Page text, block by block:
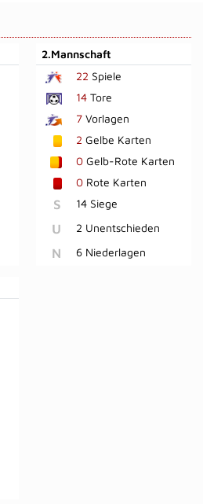
2.Mannschaft
22 Spiele
14Tore
7Vorlagen
2 Gelbe Karten
0Gelb-Rote Karten
0Rote Karten
S 14 Siege
U 2 Unentschieden
N 6 Niederlagen